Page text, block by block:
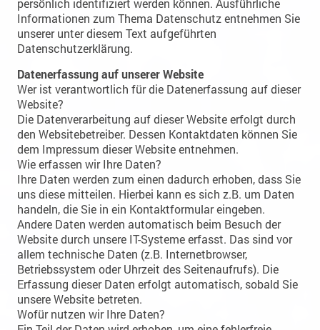
persönlich identifiziert werden können. Ausführliche
Informationen zum Thema Datenschutz entnehmen Sie
unserer unter diesem Text aufgeführten
Datenschutzerklärung.
Datenerfassung auf unserer Website
Wer ist verantwortlich für die Datenerfassung auf dieser
Website?
Die Datenverarbeitung auf dieser Website erfolgt durch
den Websitebetreiber. Dessen Kontaktdaten können Sie
dem Impressum dieser Website entnehmen.
Wie erfassen wir Ihre Daten?
Ihre Daten werden zum einen dadurch erhoben, dass Sie
uns diese mitteilen. Hierbei kann es sich z.B. um Daten
handeln, die Sie in ein Kontaktformular eingeben.
Andere Daten werden automatisch beim Besuch der
Website durch unsere IT-Systeme erfasst. Das sind vor
allem technische Daten (z.B. Internetbrowser,
Betriebssystem oder Uhrzeit des Seitenaufrufs). Die
Erfassung dieser Daten erfolgt automatisch, sobald Sie
unsere Website betreten.
Wofür nutzen wir Ihre Daten?